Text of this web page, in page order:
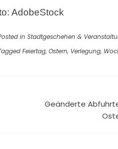
AdobeStock
in Stadtgeschehen &
Feiertag, Ostern, Verlegung,
Geänderte